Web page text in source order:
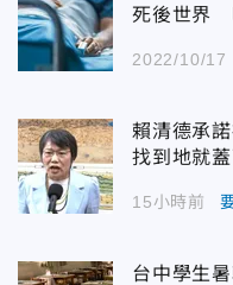
死後世界
2022/10/17
賴清德承
找到地就
15小時前
台中學生